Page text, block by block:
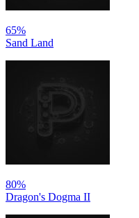
65%
Sand Land
80%
Dragon's Dogma II